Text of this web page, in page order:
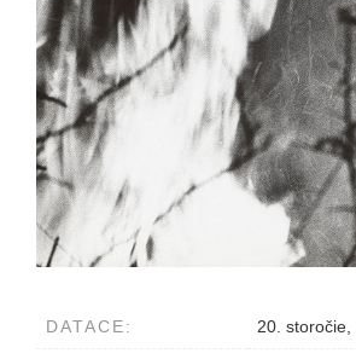
DATACE: 20. storočie,